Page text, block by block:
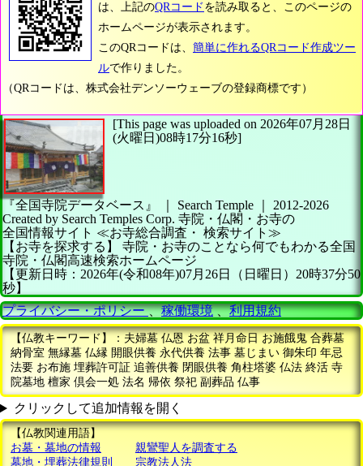
は、上記のQRコード を読み取ると、このページの
ホームページが表示されます。
このQRコードは、 簡単に作れるQRコード作成ツー
ルで作りました。
（QRコードは、株式会社デンソーウェーブの登録商標です）
[This page was uploaded on 2026年07月28日
(火曜日)08時17分16秒]
『全国寺院データベース』 ｜ Search Temple
2012-2026
Created by Search Temples Corp. 寺院・仏閣・お寺の
全国情報サイト ≪お寺総合調査・ 検索サイト≫
【お寺を探求する】
寺院・お寺のことなら何でもわかる全国
寺院・仏閣高速検索ホームページ
【更新日時：2026年(令和08年)07月26日（日曜日）20時37分50
秒】
プライバシー・ポリシー、稼働環境、利用規約
【仏教キーワード】：夫婦墓 仏恩 お盆 祥月命日 お施餓鬼 合葬墓
納骨室 無縁墓 仏縁 開眼供養 永代供養 法事 墓じまい 御朱印 年忌
法要 お布施 埋葬許可証 追善供養 閉眼供養 角柱塔婆 仏法 終活 寺
院墓地 檀家 倶会一処 法名 帰依 祭祀 副葬品 仏事
クリックして追加情報を開く
【仏教関連用語】
お墓・墓地の情報
親鸞聖人を調査する
墓地・埋葬法律規則
宗教法人法